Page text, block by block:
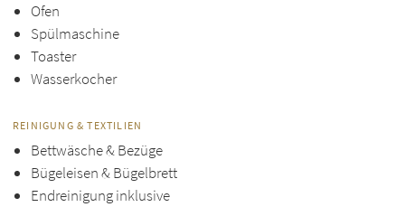
Ofen
Spülmaschine
Toaster
Wasserkocher
REINIGUNG & TEXTILIEN
Bettwäsche & Bezüge
Bügeleisen & Bügelbrett
Endreinigung inklusive